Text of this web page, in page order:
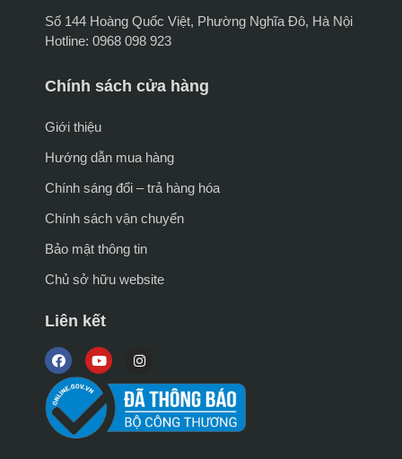
Số 144 Hoàng Quốc Việt, Phường Nghĩa Đô, Hà Nội
Hotline: 0968 098 923
Chính sách cửa hàng
Giới thiệu
Hướng dẫn mua hàng
Chính sáng đổi – trả hàng hóa
Chính sách vận chuyển
Bảo mật thông tin
Chủ sở hữu website
Liên kết